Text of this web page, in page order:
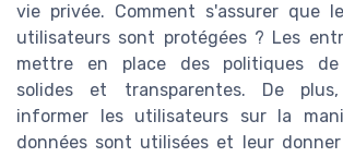
vie privée. Comment s'assurer que
utilisateurs sont protégées ? Les
mettre en place des politiques de
solides et transparentes. De
informer les utilisateurs sur la
données sont utilisées et leur